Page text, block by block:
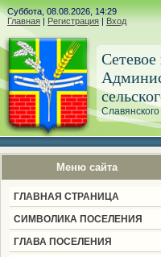
Суббота, 08.08.2026, 14:29
Главная | Регистрация | Вход
Сетевое
Меню сайта
ГЛАВНАЯ СТРАНИЦА
СИМВОЛИКА ПОСЕЛЕНИЯ
ГЛАВА ПОСЕЛЕНИЯ